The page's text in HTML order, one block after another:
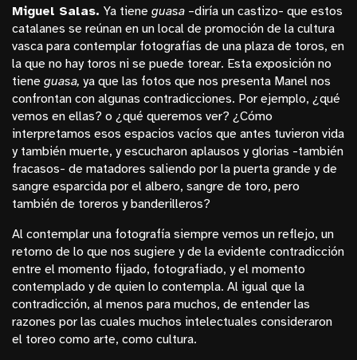
Miguel Salas. Ya tiene guasa –diría un castizo- que estos
catalanes se reúnan en un local de promoción de la cultura
vasca para contemplar fotografías de una plaza de toros, en
la que no hay toros ni se puede torear. Esta exposición no
tiene guasa, ya que las fotos que nos presenta Manel nos
confrontan con algunas contradicciones. Por ejemplo, ¿qué
vemos en ellas? o ¿qué queremos ver? ¿Cómo
interpretamos esos espacios vacíos que antes tuvieron vida
y también muerte, y escucharon aplausos y glorias -también
fracasos- de matadores saliendo por la puerta grande y de
sangre esparcida por el albero, sangre de toro, pero
también de toreros y banderilleros?
Al contemplar una fotografía siempre vemos un reflejo, un
retorno de lo que nos sugiere y de la evidente contradicción
entre el momento fijado, fotografiado, y el momento
contemplado y de quien lo contempla. Al igual que la
contradicción, al menos para muchos, de entender las
razones por las cuales muchos intelectuales consideraron
el toreo como arte, como cultura.